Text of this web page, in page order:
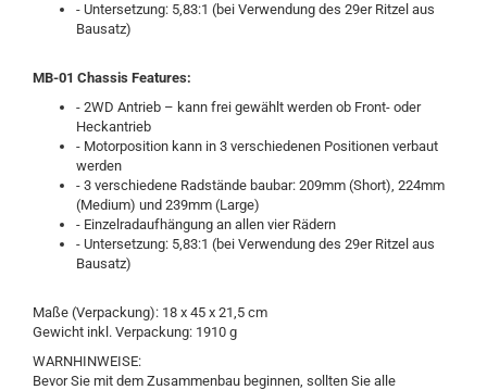
- Untersetzung: 5,83:1 (bei Verwendung des 29er Ritzel aus
Bausatz)
MB-01 Chassis Features:
- 2WD Antrieb – kann frei gewählt werden ob Front- oder
Heckantrieb
- Motorposition kann in 3 verschiedenen Positionen verbaut
werden
- 3 verschiedene Radstände baubar: 209mm (Short), 224mm
(Medium) und 239mm (Large)
- Einzelradaufhängung an allen vier Rädern
- Untersetzung: 5,83:1 (bei Verwendung des 29er Ritzel aus
Bausatz)
Maße (Verpackung): 18 x 45 x 21,5 cm
Gewicht inkl. Verpackung: 1910 g
WARNHINWEISE:
Bevor Sie mit dem Zusammenbau beginnen, sollten Sie alle